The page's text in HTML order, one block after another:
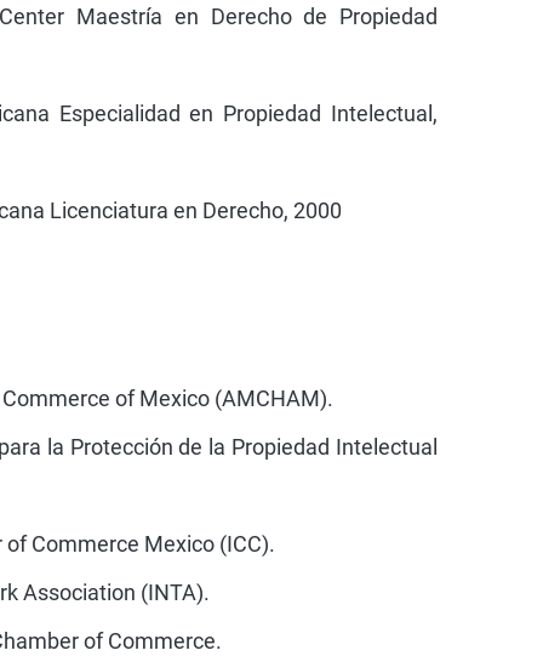
Maestría en Derecho de Propiedad
Especialidad en Propiedad Intelectual,
Licenciatura en Derecho, 2000
of Mexico (AMCHAM).
la Protección de la Propiedad Intelectual
Commerce Mexico (ICC).
Association (INTA).
of Commerce.